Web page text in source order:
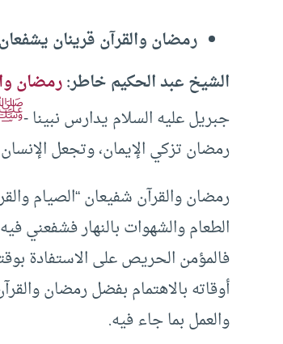
رمضان والقرآن قرينان
الشيخ عبد الحكيم خاطر:رمضان
جبريل عليه السلام يدارس نبينا -
رمضان تزكي الإيمان، وتجعل
رمضان والقرآن شفيعان “الصيام
الطعام والشهوات بالنهار فشفعني
فالمؤمن الحريص على الاستفادة
أوقاته بالاهتمام بفضل رمضان
والعمل بما جاء فيه.